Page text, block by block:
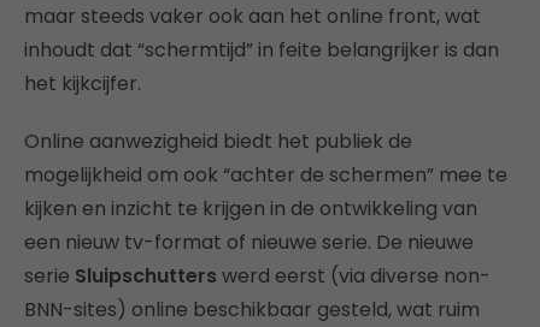
maar steeds vaker ook aan het online front, wat
inhoudt dat “schermtijd” in feite belangrijker is dan
het kijkcijfer.
Online aanwezigheid biedt het publiek de
mogelijkheid om ook “achter de schermen” mee te
kijken en inzicht te krijgen in de ontwikkeling van
een nieuw tv-format of nieuwe serie. De nieuwe
serie Sluipschutters werd eerst (via diverse non-
BNN-sites) online beschikbaar gesteld, wat ruim